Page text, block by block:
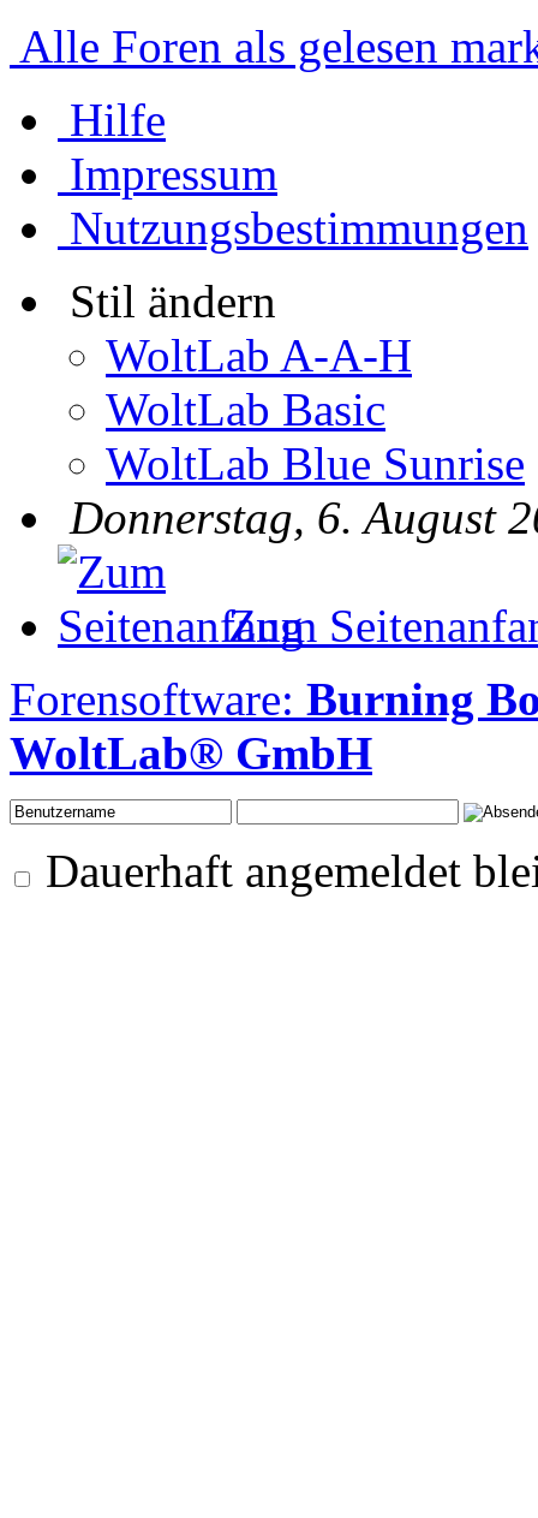
Alle Foren als gelesen
Hilfe
Impressum
Nutzungsbestimmungen
Stil ändern
WoltLab A-A-H
WoltLab Basic
WoltLab Blue Sunrise
Donnerstag, 6. August
Zum
Forensoftware: Burning
WoltLab® GmbH
Dauerhaft angemeldet